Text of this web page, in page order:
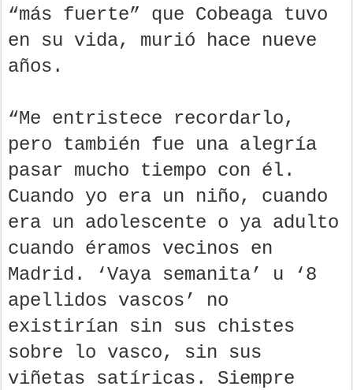
“más fuerte” que Cobeaga tuvo
en su vida, murió hace nueve
años.
“Me entristece recordarlo,
pero también fue una alegría
pasar mucho tiempo con él.
Cuando yo era un niño, cuando
era un adolescente o ya adulto
cuando éramos vecinos en
Madrid. ‘Vaya semanita’ u ‘8
apellidos vascos’ no
existirían sin sus chistes
sobre lo vasco, sin sus
viñetas satíricas. Siempre